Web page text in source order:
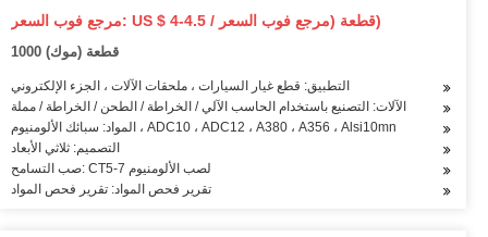
مرجع فوب السعر: US $ 4-4.5 / قطعة (مرجع فوب السعر)
1000 قطعة (موك)
التطبيق: قطع غيار السيارات ، ملحقات الآلات ، الجزء الإلكتروني
الآلات: التصنيع باستخدام الحاسب الآلي / الخراطة / الطحن / الخراطة / مملة
المواد: سبائك الألومنيوم ، ADC10 ، ADC12 ، A380 ، A356 ، Alsi10mn
التصميم: ثلاثي الأبعاد
صب التسامح: CT5-7 لصب الألومنيوم
تقرير فحص المواد: تقرير فحص المواد